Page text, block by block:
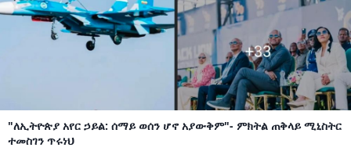
"ለኢትዮጵያ አየር ኃይል: ሰማይ ወሰን ሆኖ አያውቅም"- ምክትል ጠቅላይ ሚኒስትር
ተመስገን ጥሩነህ